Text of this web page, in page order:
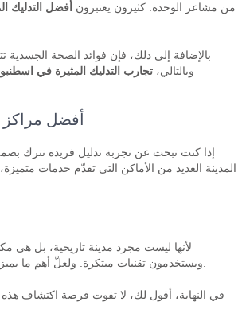
من مشاعر الوحدة. كثيرون يعتبرون أفضل التدليك
بالإضافة إلى ذلك، فإن فوائد الصحة الجسدية
وبالتالي، تجارب التدليك المثيرة في
أفضل مراكز
إذا كنت تبحث عن تجربة تدليل فريدة تترك
المدينة العديد من الأماكن التي تقدّم خدمات
لأنها ليست مجرد مدينة تاريخية، بل هي
ويستخدمون تقنيات مبتكرة. ولعلّ أهم ما يميز هذه المراكز هو الاهتمام بالتفاصيل، سواء من حيث الأجواء أو جودة الزيوت المستخدمة.
في النهاية، أقول لك، لا تفوت فرصة اكتشاف هذه